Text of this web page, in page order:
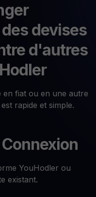
devises
d'autres
fiat ou en une autre
rapide et simple.
YouHodler ou
existant.